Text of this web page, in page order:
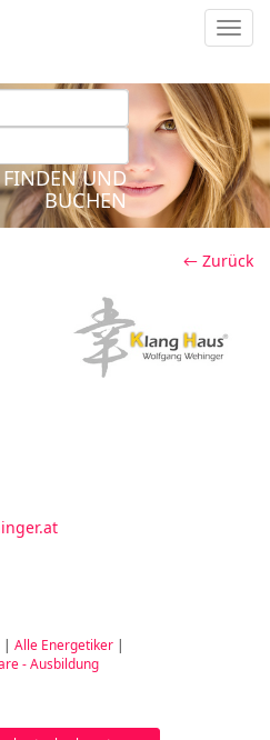
UND
BUCHEN
← Zurück
| Alle Energetiker |
- Ausbildung